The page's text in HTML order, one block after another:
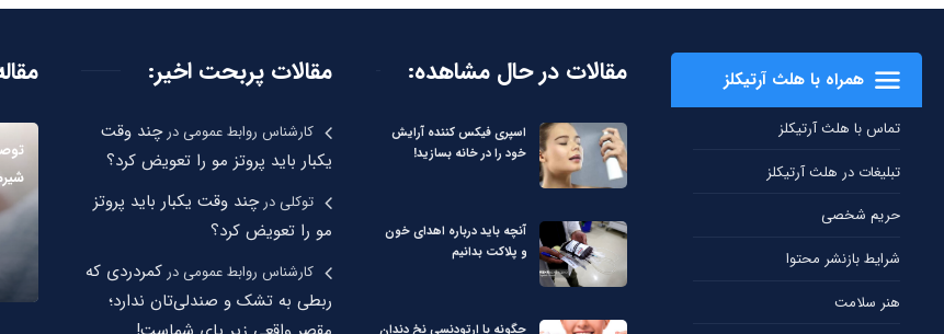
همراه با هلث آرتیکلز
تماس با هلث آرتیکلز
تبلیغات در هلث آرتیکلز
حریم شخصی
شرایط بازنشر محتوا
هنر سلامت
مقالات در حال مشاهده:
اسپری فیکس کننده آرایش
خود را در خانه بسازید!
آنچه باید درباره اهدای خون
و پلاکت بدانیم
مقالات پربحت اخیر:
کارشناس روابط عمومیدرچند وقت
یکبار باید پروتز مو را تعویض کرد؟
توکلیدرچند وقت یکبار باید پروتز
مو را تعویض کرد؟
کارشناس روابط عمومیدر کمردردی که
ربطی به تشک و صندلی‌تان ندارد؛